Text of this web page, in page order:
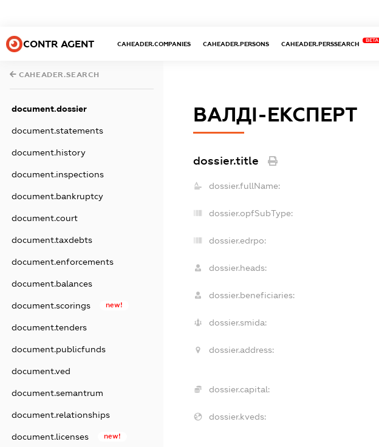
CONTR AGENT CAHEADER.COMPANIES CAHEADER.PERSONS CAHEADER.PERSSEARCH
BETA
CAHEADER.SEARCH
document.dossier
document.statements
document.history
document.inspections
document.bankruptcy
document.court
document.taxdebts
document.enforcements
document.balances
document.scorings new!
document.tenders
document.publicfunds
document.ved
document.semantrum
document.relationships
document.licenses new!
ВАЛДІ-ЕКСПЕРТ
dossier.title
dossier.fullName:
dossier.opfSubType:
dossier.edrpo:
dossier.heads:
dossier.beneficiaries:
dossier.smida:
dossier.address:
dossier.capital:
dossier.kveds: